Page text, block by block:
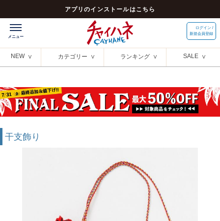
アプリのインストールはこちら
ログイン /
新規会員登録
NEW カテゴリー ランキング SALE
干支飾り